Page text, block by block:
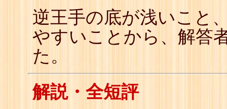
逆王手の底が浅いこと
やすいことから、解答
た。
解説・全短評